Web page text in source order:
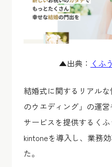
▲出典： くふ
結婚式に関するリアル
のウエディング」の運
サービスを提供するくふ
kintoneを導入し、業務
た。